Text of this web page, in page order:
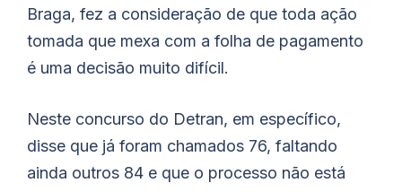
Braga, fez a consideração de que toda ação
tomada que mexa com a folha de pagamento
é uma decisão muito difícil.
Neste concurso do Detran, em específico,
disse que já foram chamados 76, faltando
ainda outros 84 e que o processo não está